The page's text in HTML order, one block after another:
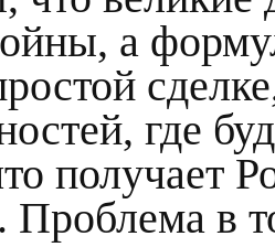
а
где
получает
Проблема в